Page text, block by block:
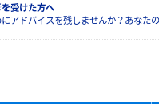
で知ろう！業界・企業
受けた方へ
アドバイスを残しませんか？あなた